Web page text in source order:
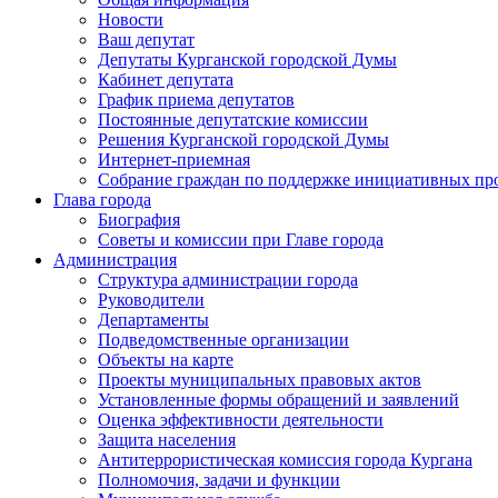
Новости
Ваш депутат
Депутаты Курганской городской Думы
Кабинет депутата
График приема депутатов
Постоянные депутатские комиссии
Решения Курганской городской Думы
Интернет-приемная
Собрание граждан по поддержке инициативных
Глава города
Биография
Советы и комиссии при Главе города
Администрация
Структура администрации города
Руководители
Департаменты
Подведомственные организации
Объекты на карте
Проекты муниципальных правовых актов
Установленные формы обращений и заявлений
Оценка эффективности деятельности
Защита населения
Антитеррористическая комиссия города Кургана
Полномочия, задачи и функции